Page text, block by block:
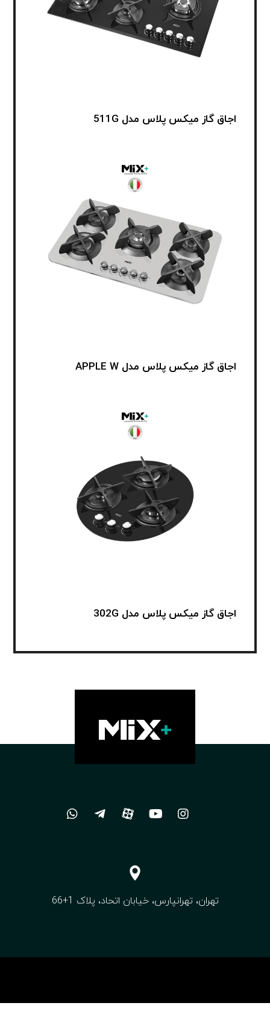
اجاق گاز میکس پلاس مدل 511G
اجاق گاز میکس پلاس مدل APPLE W
اجاق گاز میکس پلاس مدل 302G
تهران، تهرانپارس، خیابان اتحاد، پلاک 1+66